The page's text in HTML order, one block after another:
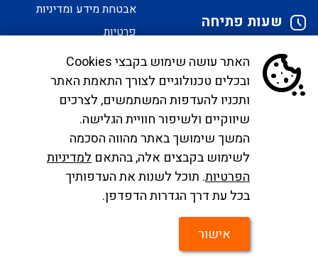
שעות פתיחה
אבטחת מידע ומדיניות
פרטיות
הסדרי נגישות
לקוחות יקרים, בימים אלו אנו נערכים ליישם את
הנחיית הממונה בדבר פרסום אישור טיסות שכר ע"י
רשות התעופה. עד להטמעה מלאה של היישום ניתן
לפנות לבירורים לכתובת המייל
infocc@ayalagroup.co.il. לצפייה בזכויות הנוסע
לפי חוק שרותי תעופהלחצו כאן, למידע לנוסע
האתר עושה שימוש בקבצי Cookies
ובכלים טכנולוגיים לצורך התאמת האתר
ותכניו להעדפות המשתמשים, לצרכים
שיווקיים ולשיפור חוויית הגלישה.
המשך שימושך באתר מהווה הסכמה
לשימוש בקבצים אלה, בהתאם למדיניות
הפרטיות. תוכל לשנות את העדפותיך
בכל עת דרך הגדרות הדפדפן.
אישור